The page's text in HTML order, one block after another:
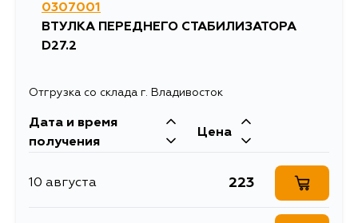
12 августа
0307001
ВТУЛКА ПЕРЕДНЕГО СТАБИЛИЗАТОРА
D27.2
Отгрузка со склада г. Владивосток
Дата и время
получения
Цена
10 августа 223